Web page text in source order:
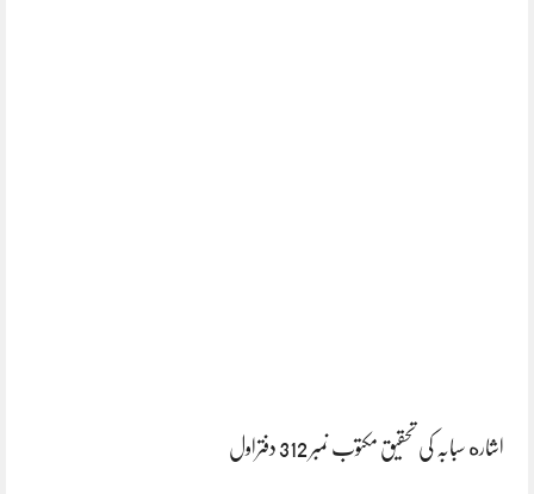
اشاره سبابہ کی تحقیق مکتوب نمبر 312 دفتراول